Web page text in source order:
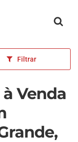
Filtrar
Venda